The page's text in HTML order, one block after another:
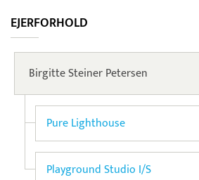
EJERFORHOLD
Birgitte Steiner Petersen
Pure Lighthouse
Playground Studio I/S